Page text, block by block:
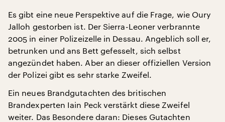
Es gibt eine neue Perspektive auf die Frage, wie Oury
Jalloh gestorben ist. Der Sierra-Leoner verbrannte
2005 in einer Polizeizelle in Dessau. Angeblich soll er,
betrunken und ans Bett gefesselt, sich selbst
angezündet haben. Aber an dieser offiziellen Version
der Polizei gibt es sehr starke Zweifel.
Ein neues Brandgutachten des britischen
Brandexperten Iain Peck verstärkt diese Zweifel
weiter. Das Besondere daran: Dieses Gutachten